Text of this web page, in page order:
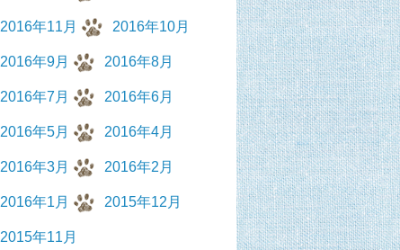
2016年11月 2016年10月
2016年9月 2016年8月
2016年7月 2016年6月
2016年5月 2016年4月
2016年3月 2016年2月
2016年1月 2015年12月
2015年11月